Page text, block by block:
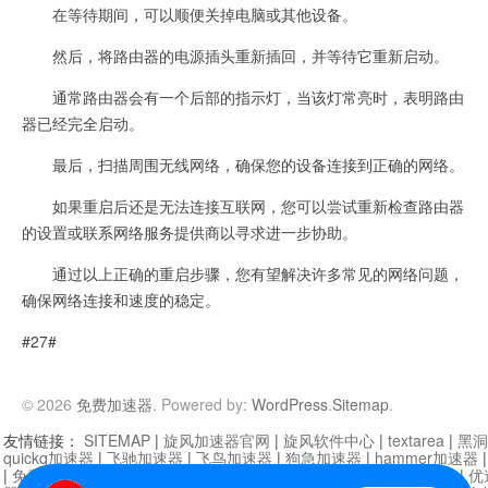
在等待期间，可以顺便关掉电脑或其他设备。
然后，将路由器的电源插头重新插回，并等待它重新启动。
通常路由器会有一个后部的指示灯，当该灯常亮时，表明路由
器已经完全启动。
最后，扫描周围无线网络，确保您的设备连接到正确的网络。
如果重启后还是无法连接互联网，您可以尝试重新检查路由器
的设置或联系网络服务提供商以寻求进一步协助。
通过以上正确的重启步骤，您有望解决许多常见的网络问题，
确保网络连接和速度的稳定。
#27#
© 2026 免费加速器. Powered by: WordPress.Sitemap.
友情链接： SITEMAP | 旋风加速器官网 | 旋风软件中心 | textarea | 黑
quickq加速器 | 飞驰加速器 | 飞鸟加速器 | 狗急加速器 | hammer加速器
| 免费vqn加速外网 迷雾通|优